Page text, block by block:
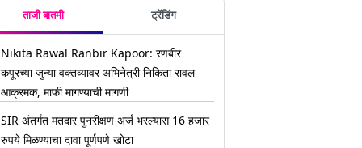
ताजी बातमी ट्रेंडिंग
Nikita Rawal Ranbir Kapoor: रणबीर
कपूरच्या जुन्या वक्तव्यावर अभिनेत्री निकिता रावल
आक्रमक, माफी मागण्याची मागणी
SIR अंतर्गत मतदार पुनरीक्षण अर्ज भरल्यास 16 हजार
रुपये मिळण्याचा दावा पूर्णपणे खोटा